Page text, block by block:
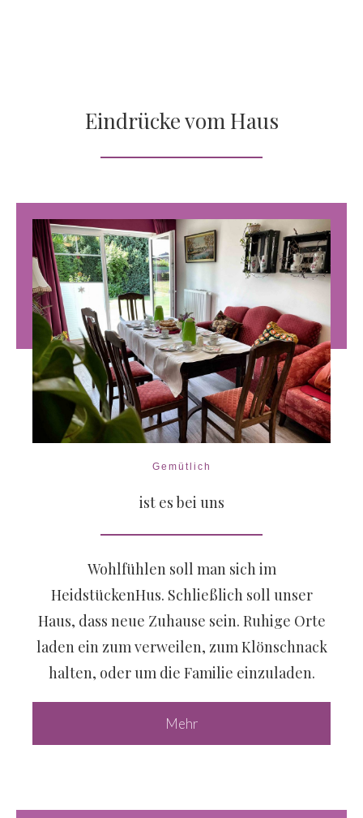
Eindrücke vom Haus
Gemütlich
ist es bei uns
Wohlfühlen soll man sich im
HeidstückenHus. Schließlich soll unser
Haus, dass neue Zuhause sein. Ruhige Orte
laden ein zum verweilen, zum Klönschnack
halten, oder um die Familie einzuladen.
Mehr